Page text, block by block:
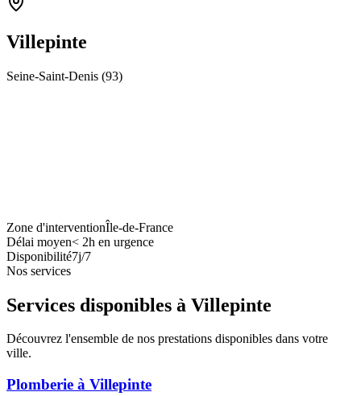
Villepinte
Seine-Saint-Denis (93)
Zone d'interventionÎle-de-France
Délai moyen< 2h en urgence
Disponibilité7j/7
Nos services
Services disponibles à Villepinte
Découvrez l'ensemble de nos prestations disponibles dans votre
ville.
Plomberie à Villepinte